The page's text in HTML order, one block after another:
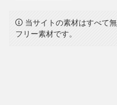
当サイトの素材はすべて
フリー素材です。